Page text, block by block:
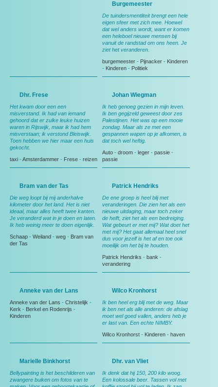
Burgemeester
De tuindersmentliteit brengt een hele
eigen sfeer met zich mee. Hoewel
dat wel anders wordt, want er komen
een heleboel nieuwe mensen bij
vanuit de randstad om ons heen. Je
ziet het veranderen.
burgemeester - Pijnacker - Kinderen
- Kinderen - Politiek
Dhr. Frese
Het kwam door een een
misverstand. Ik had van iemand
gehoord dat er zulke leuke huizen
waren in Rijswijk, maar ik had hem
misverstaan; ik verstond Bleiswijk.
Toen hebben we hier maar een huis
gekocht.
taxi - Amsterdammer - Frese - reizen
Johan Wiegman
Ik heb genoeg gezien in mijn leven.
Ik ben gegijzeld geweest door zes
Palestijnen. Het was op een mooie
zondag. Maar als ze met een
gespannen wapen op je afkomen, is
dat toch wel heftig.
Auto - droom - leger - passie -
passie
Bram van der Tas
Die weg loopt bij mij anderhalve
kilometer door het land. Het is niet
ideaal, maar alles heeft twee kanten.
Je veranderd wat in je doen en laten.
Ik heb weinig meer te doen eigenlijk.
Schaap - Weiland - weg - Bram van
der Tas
Patrick Hendriks
De ene groep is heel blij met
veranderingen. Die zien het als een
nieuwe uitdaging, maar toch zeker
de helft, ziet het als een bedreiging.
Wat gebeurt er met mij? Wat doet het
met mij? Het gaat allemaal heel snel
dus voor jezelf is het af en toe ook
moeilijk om het bij te houden.
Patrick Hendriks - bank -
verandering
Anneke van der Lans
Anneke van der Lans - Christelijk -
Kerk - Berkel en Rodenrijs -
Kinderen
Wilco Kronhorst
Ik ben heel erg blij met de weg. Maar
ik ben net als alle anderen: de afslag
moet wel goed vallen, anders heb je
er last van. Een echte NIMBY.
Wilco Kronhorst - Kinderen - haven
Marielle Binkhorst
Bellypainting is het beschilderen van
zwangere buiken om fotos van te
Dhr. van Vliet
Ik denk dat hij 150, 200 kilo woog.
Een kolossale beer. Tassen vol met